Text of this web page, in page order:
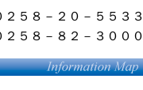
５８－２０－５５３３
５８－８２－３０００